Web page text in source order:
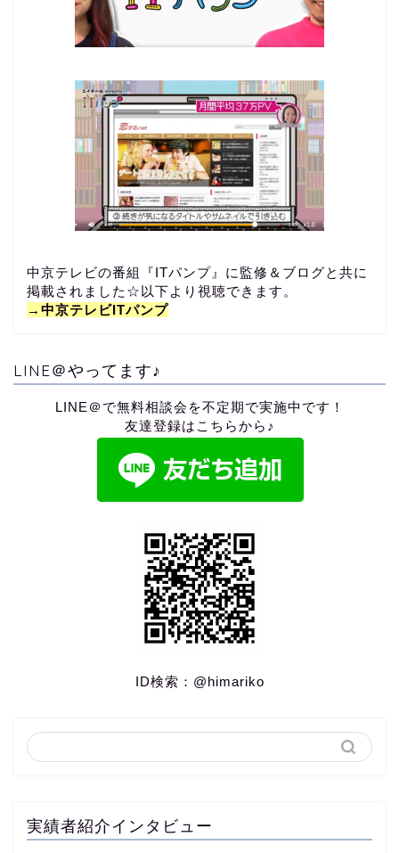
中京テレビの番組『ITパンプ』に監修＆ブログと共に
掲載されました☆以下より視聴できます。
→中京テレビITパンプ
LINE＠やってます♪
LINE＠で無料相談会を不定期で実施中です！
友達登録はこちらから♪
ID検索： @himariko
実績者紹介インタビュー